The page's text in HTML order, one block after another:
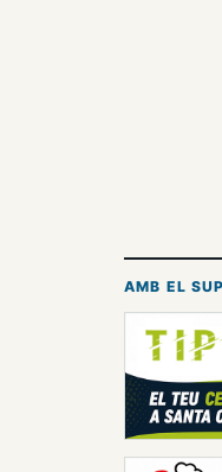
AMB EL